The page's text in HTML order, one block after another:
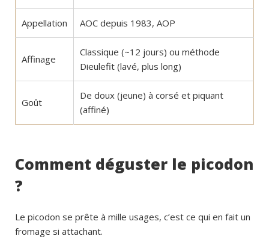
Appellation AOC depuis 1983, AOP
Affinage
Classique (~12 jours) ou méthode
Dieulefit (lavé, plus long)
Goût
De doux (jeune) à corsé et piquant
(affiné)
Comment déguster le picodon
?
Le picodon se prête à mille usages, c’est ce qui en fait un
fromage si attachant.